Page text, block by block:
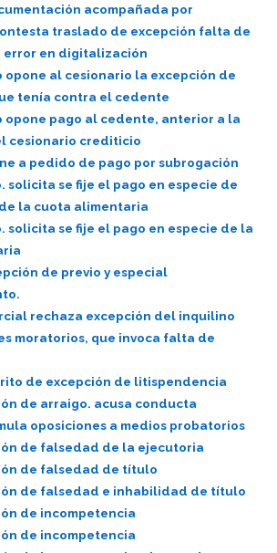
acompañada por
traslado de excepción falta de
error en digitalización
opone al cesionario la excepción de
tenía contra el cedente
opone pago al cedente, anterior a la
cesionario crediticio
a pedido de pago por subrogación
solicita se fije el pago en especie de
la cuota alimentaria
solicita se fije el pago en especie de la
de previo y especial
rechaza excepción del inquilino
moratorios, que invoca falta de
de excepción de litispendencia
de arraigo. acusa conducta
oposiciones a medios probatorios
de falsedad de la ejecutoria
de falsedad de título
de falsedad e inhabilidad de título
de incompetencia
de incompetencia